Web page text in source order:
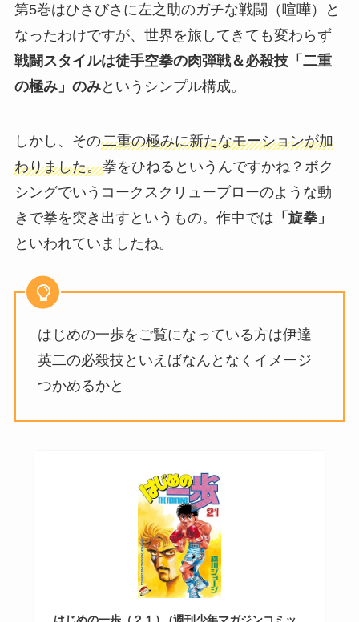
第5巻はひさびさに左之助のガチな戦闘（喧嘩）と
なったわけですが、世界を旅してきても変わらず
戦闘スタイルは徒手空拳の肉弾戦＆必殺技「二重
の極み」のみというシンプル構成。
しかし、その二重の極みに新たなモーションが加
わりました。拳をひねるというんですかね？ボク
シングでいうコークスクリューブローのような動
きで拳を突き出すというもの。作中では 「旋拳」
といわれていましたね。
はじめの一歩をご覧になっている方は伊達
英二の必殺技といえばなんとなくイメージ
つかめるかと